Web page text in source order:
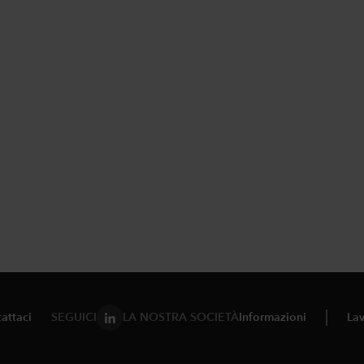
SEGUICI LA NOSTRA SOCIETÀ Informazioni